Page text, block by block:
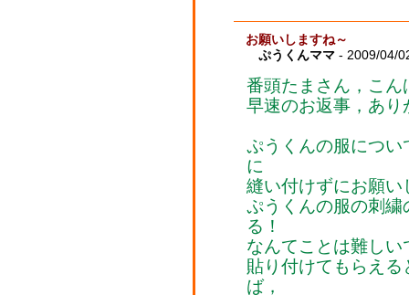
お願いしますね～
ぷうくんママ - 2009/04/
番頭たまさん，こ
早速のお返事，あ
ぷうくんの服につ
に
縫い付けずにお願い
ぷうくんの服の刺
る！
なんてことは難し
貼り付けてもらえ
ば，